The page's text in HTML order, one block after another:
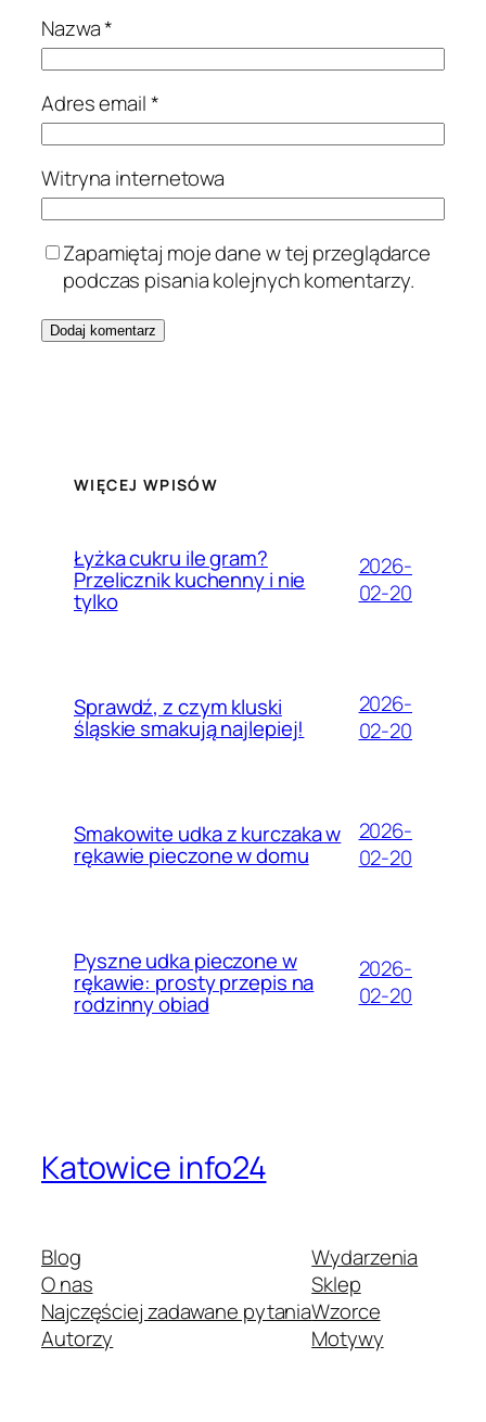
Nazwa*
Adres email*
Witryna internetowa
Zapamiętaj moje dane w tej przeglądarce
podczas pisania kolejnych komentarzy.
WIĘCEJ WPISÓW
Łyżka cukru ile gram?
Przelicznik kuchenny i nie
tylko
2026-
02-20
Sprawdź, z czym kluski
śląskie smakują najlepiej!
2026-
02-20
Smakowite udka z kurczaka w
rękawie pieczone w domu
2026-
02-20
Pyszne udka pieczone w
rękawie: prosty przepis na
rodzinny obiad
2026-
02-20
Katowice info24
Blog
O nas
Najczęściej zadawane pytania
Autorzy
Wydarzenia
Sklep
Wzorce
Motywy